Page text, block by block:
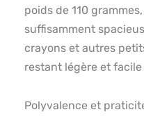
poids de 110
suffisamment
crayons et autres
restant légère et
Polyvalence et